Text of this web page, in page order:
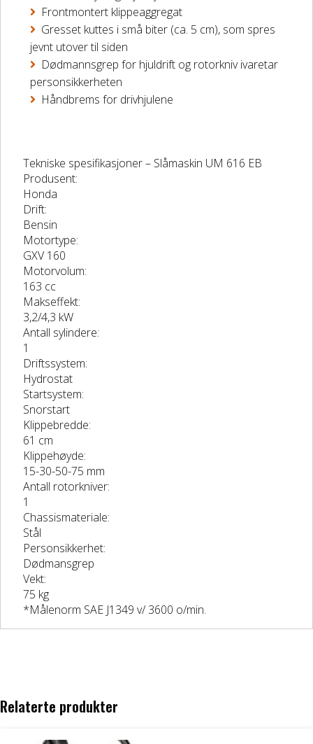
Frontmontert klippeaggregat
Gresset kuttes i små biter (ca. 5 cm), som spres
jevnt utover til siden
Dødmannsgrep for hjuldrift og rotorkniv ivaretar
personsikkerheten
Håndbrems for drivhjulene
Tekniske spesifikasjoner – Slåmaskin UM 616 EB
Produsent:
Honda
Drift:
Bensin
Motortype:
GXV 160
Motorvolum:
163 cc
Makseffekt:
3,2/4,3 kW
Antall sylindere:
1
Driftssystem:
Hydrostat
Startsystem:
Snorstart
Klippebredde:
61 cm
Klippehøyde:
15-30-50-75 mm
Antall rotorkniver:
1
Chassismateriale:
Stål
Personsikkerhet:
Dødmansgrep
Vekt:
75 kg
*Målenorm SAE J1349 v/ 3600 o/min.
Relaterte produkter